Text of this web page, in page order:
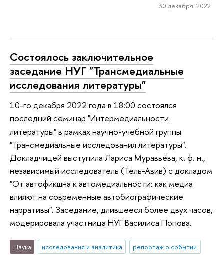
30 декабря 2022
Состоялось заключительное
заседание НУГ "Трансмедиальные
исследования литературы"
10-го декабря 2022 года в 18:00 состоялся
последний семинар "Интермедиальности
литературы" в рамках научно-учебной группы
"Трансмедиальные исследования литературы".
Докладчицей выступила Лариса Муравьёва, к. ф. н.,
независимый исследователь (Тель-Авив) с докладом
"От автофикшна к автомедиальности: как медиа
влияют на современные автобиографические
нарративы". Заседание, длившееся более двух часов,
модерировала участница НУГ Василиса Попова.
Наука исследования и аналитика репортаж о событии